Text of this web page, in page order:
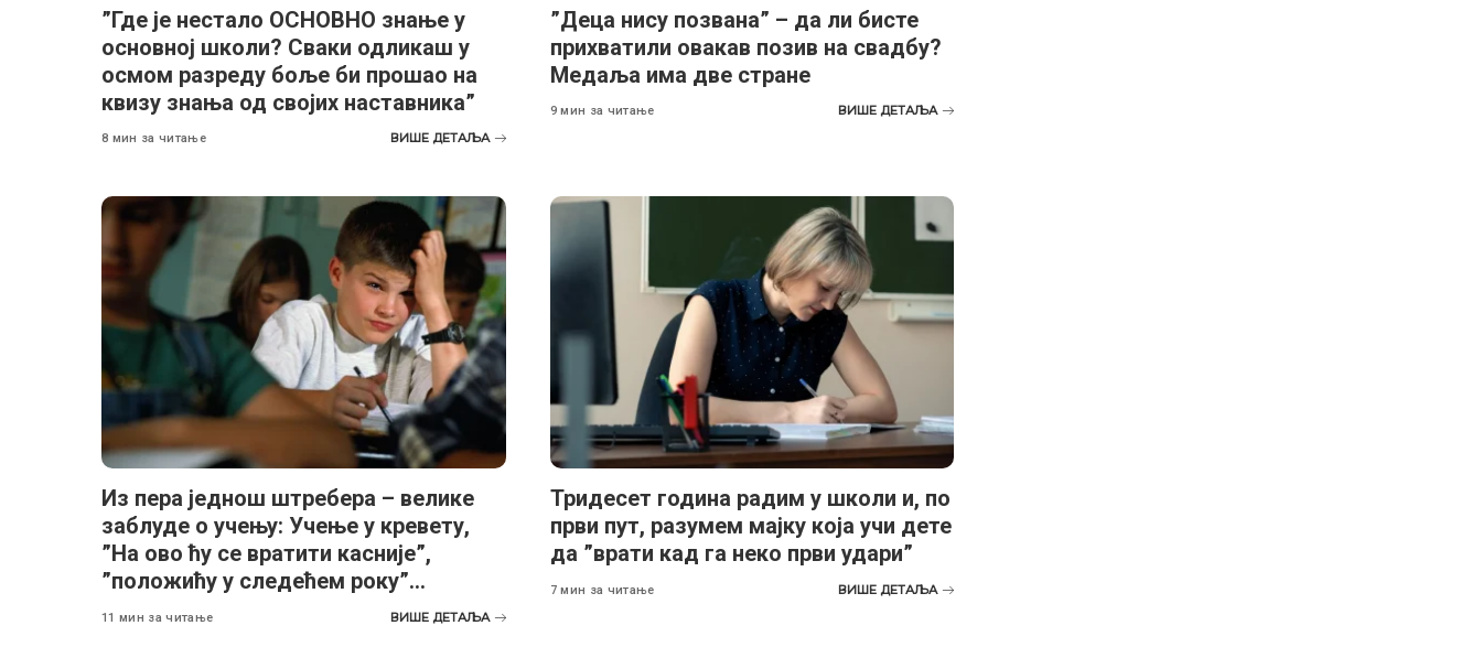
”Где је нестало ОСНОВНО знање у
основној школи? Сваки одликаш у
осмом разреду боље би прошао на
квизу знања од својих наставника”
8 мин за читање ВИШЕ ДЕТАЉА
”Деца нису позвана” – да ли бисте
прихватили овакав позив на свадбу?
Медаља има две стране
9 мин за читање ВИШЕ ДЕТАЉА
Из пера једнош штребера – велике
заблуде о учењу: Учење у кревету,
”На ово ћу се вратити касније”,
”положићу у следећем року”…
11 мин за читање ВИШЕ ДЕТАЉА
Тридесет година радим у школи и, по
први пут, разумем мајку која учи дете
да ”врати кад га неко први удари”
7 мин за читање ВИШЕ ДЕТАЉА